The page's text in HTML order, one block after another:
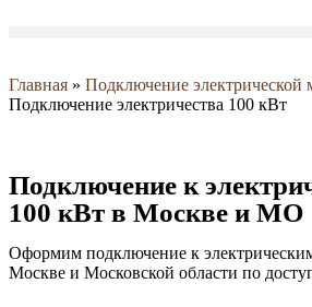
Главная » Подключение электрической
Подключение электричества 100 кВт
Подключение к
100 кВт в Москве и МО
Оформим подключение к
Москве и Московской области по